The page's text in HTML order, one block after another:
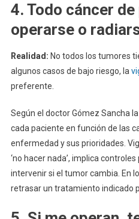
4. Todo cáncer
operarse o
Realidad: No todos los tumores
algunos casos de bajo riesgo, la
preferente.
Según el doctor Gómez Sancha
cada paciente en función de las
enfermedad y sus prioridades.
‘no hacer nada’, implica
intervenir si el tumor cambia. En
retrasar un tratamiento indicado